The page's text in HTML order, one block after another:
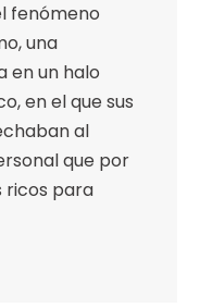
fenómeno
una
en un halo
en el que sus
al
que por
ricos para